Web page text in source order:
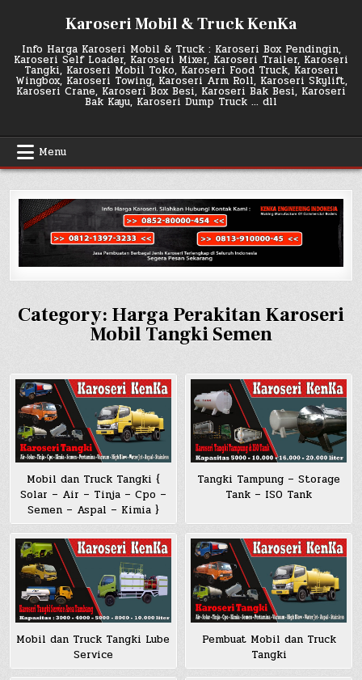
Karoseri Mobil & Truck KenKa
Info Harga Karoseri Mobil & Truck : Karoseri Box Pendingin,
Karoseri Self Loader, Karoseri Mixer, Karoseri Trailer, Karoseri
Tangki, Karoseri Mobil Toko, Karoseri Food Truck, Karoseri
Wingbox, Karoseri Towing, Karoseri Arm Roll, Karoseri Skylift,
Karoseri Crane, Karoseri Box Besi, Karoseri Bak Besi, Karoseri
Bak Kayu, Karoseri Dump Truck … dll
Menu
Category: Harga Perakitan Karoseri
Mobil Tangki Semen
Mobil dan Truck Tangki {
Solar – Air – Tinja – Cpo –
Semen – Aspal – Kimia }
Tangki Tampung – Storage
Tank – ISO Tank
Mobil dan Truck Tangki Lube
Service
Pembuat Mobil dan Truck
Tangki